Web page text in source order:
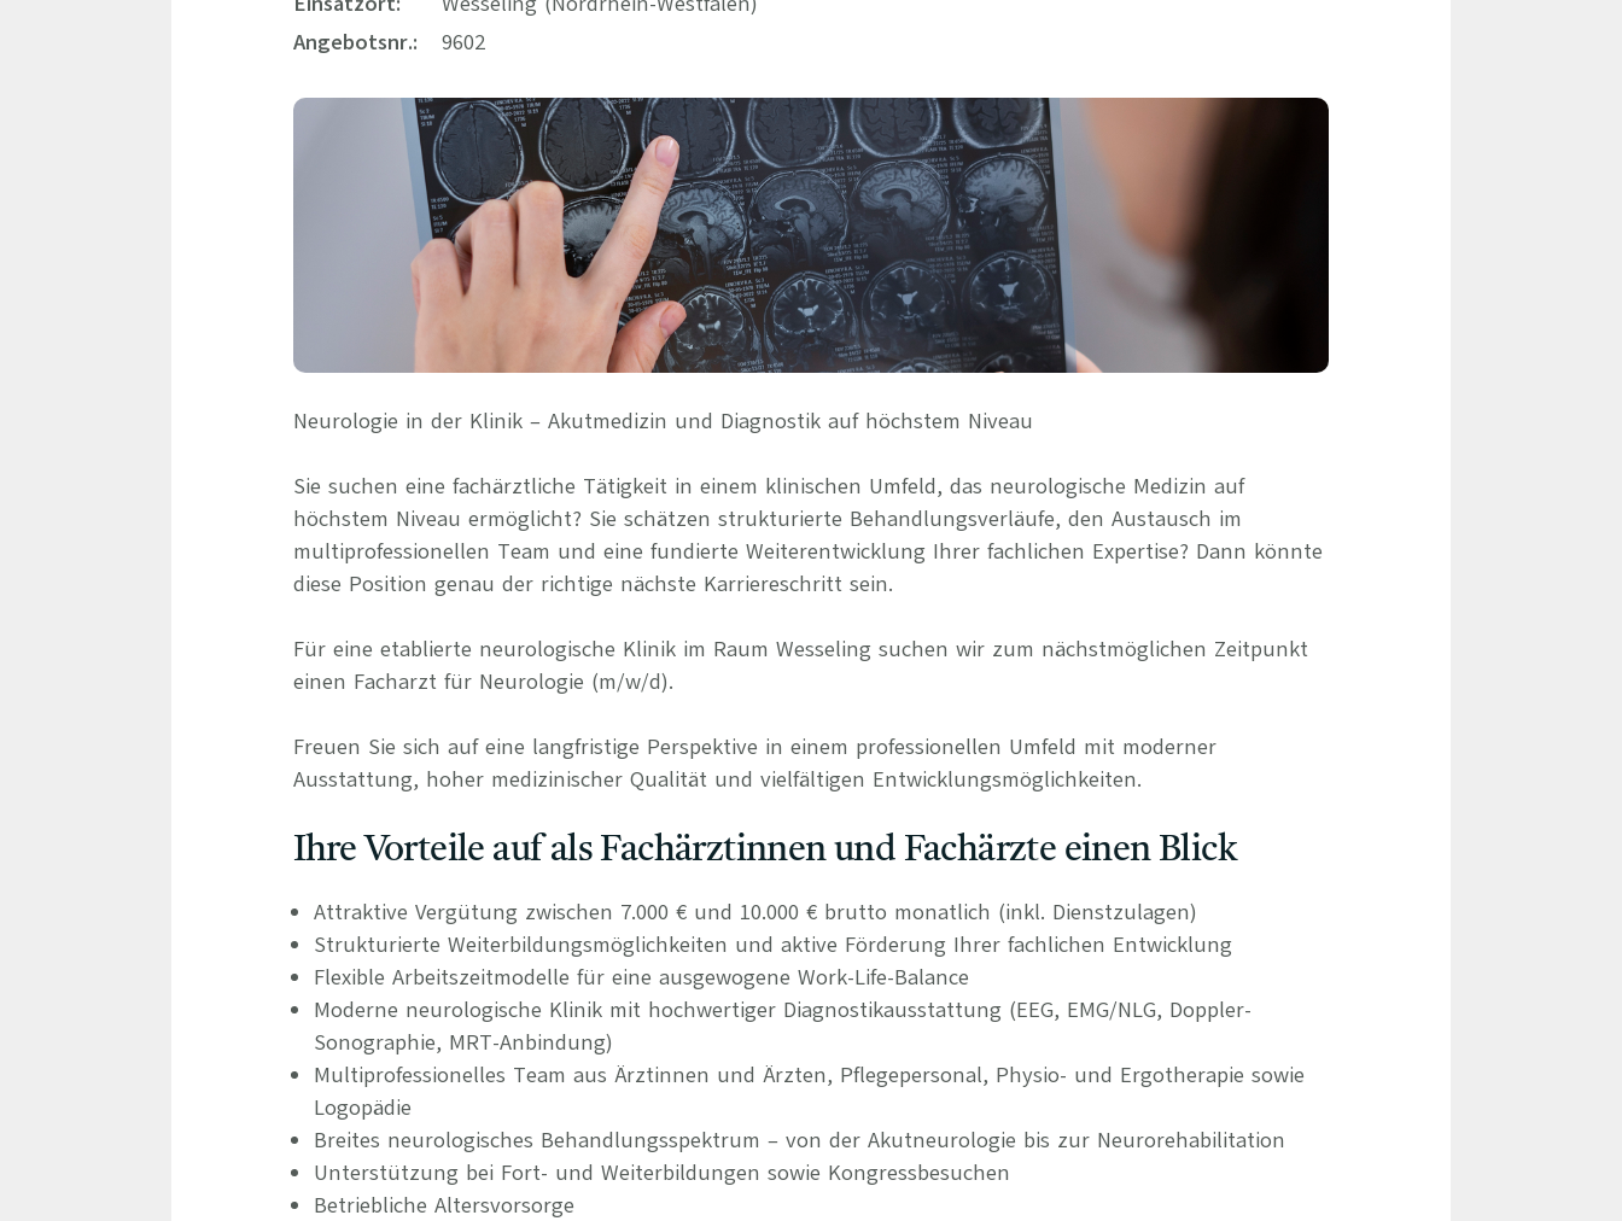
Fragen & Antworten
Bewerbungscoach
Empfehlungsprogramm
Sanovetis Care+
Angebotsnr.:
9602
Neurologie in der Klinik – Akutmedizin und Diagnostik auf höchstem Niveau
Sie suchen eine fachärztliche Tätigkeit in einem klinischen Umfeld, das neurologische Medizin auf
höchstem Niveau ermöglicht? Sie schätzen strukturierte Behandlungsverläufe, den Austausch im
multiprofessionellen Team und eine fundierte Weiterentwicklung Ihrer fachlichen Expertise? Dann könnte
diese Position genau der richtige nächste Karriereschritt sein.
Für eine etablierte neurologische Klinik im Raum Wesseling suchen wir zum nächstmöglichen Zeitpunkt
einen Facharzt für Neurologie (m/w/d).
Freuen Sie sich auf eine langfristige Perspektive in einem professionellen Umfeld mit moderner
Ausstattung, hoher medizinischer Qualität und vielfältigen Entwicklungsmöglichkeiten.
Ihre Vorteile auf als Fachärztinnen und Fachärzte einen Blick
Attraktive Vergütung zwischen 7.000 € und 10.000 € brutto monatlich (inkl. Dienstzulagen)
Strukturierte Weiterbildungsmöglichkeiten und aktive Förderung Ihrer fachlichen Entwicklung
Flexible Arbeitszeitmodelle für eine ausgewogene Work-Life-Balance
Moderne neurologische Klinik mit hochwertiger Diagnostikausstattung (EEG, EMG/NLG, Doppler-
Sonographie, MRT-Anbindung)
Multiprofessionelles Team aus Ärztinnen und Ärzten, Pflegepersonal, Physio- und Ergotherapie sowie
Logopädie
Breites neurologisches Behandlungsspektrum – von der Akutneurologie bis zur Neurorehabilitation
Unterstützung bei Fort- und Weiterbildungen sowie Kongressbesuchen
Betriebliche Altersvorsorge